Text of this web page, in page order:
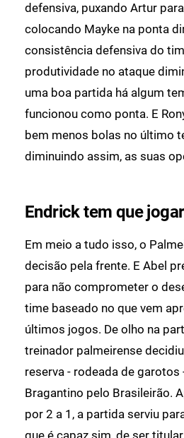
defensiva, puxando Artur
colocando Mayke na ponta
consistência defensiva do
produtividade no ataque
uma boa partida há algum
funcionou como ponta. E
bem menos bolas no último
diminuindo assim, as suas
Endrick tem que jogar
Em meio a tudo isso, o
decisão pela frente. E Abel
para não comprometer o
time baseado no que vem
últimos jogos. De olho na
treinador palmeirense
reserva - rodeada de
Bragantino pelo Brasileirão.
por 2 a 1, a partida serviu
que é capaz sim, de ser